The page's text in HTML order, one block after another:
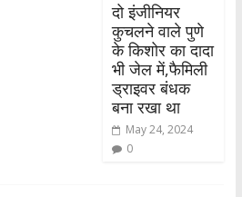
दो इंजीनियर
कुचलने वाले पुणे
के किशोर का दादा
भी जेल में,फैमिली
ड्राइवर बंधक
बना रखा था
May 24, 2024
0